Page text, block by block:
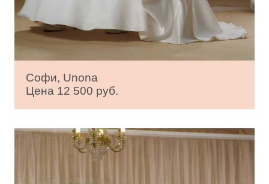
Софи, Unona
Цена 12 500 руб.